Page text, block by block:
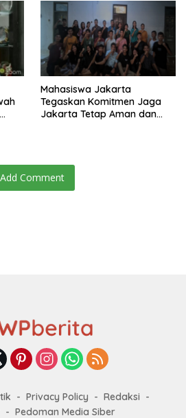
Mahasiswa Jakarta
Tegaskan Komitmen Jaga
Jakarta Tetap Aman dan
Add Comment
Privacy Policy
Redaksi
Pedoman Media Siber